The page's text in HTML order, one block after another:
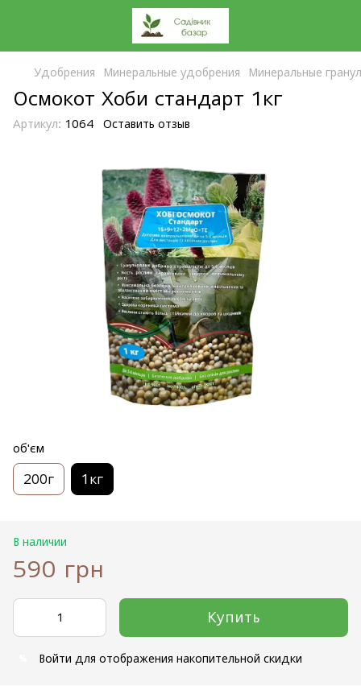
Удобрения Минеральные удобрения Минеральные
Осмокот Хоби стандарт 1кг
Артикул: 1064 Оставить отзыв
об'єм
200г 1кг
В наличии
590 грн
Купить
Войти для отображения накопительной скидки